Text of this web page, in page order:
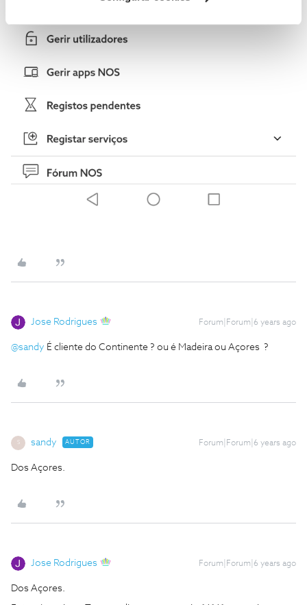
Jose Rodrigues Forum|Forum|6 years ago
@sandy É cliente do Continente ? ou é Madeira ou Açores ?
S sandy AUTOR Forum|Forum|6 years ago
Dos Açores.
Jose Rodrigues Forum|Forum|6 years ago
Dos Açores.